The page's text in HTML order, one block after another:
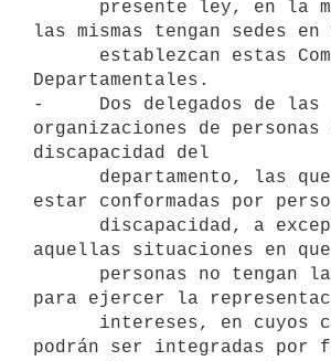
las mismas tengan sedes en
Departamentales.
-     Dos delegados de las
organizaciones de personas
discapacidad del
estar conformadas por
aquellas situaciones en
para ejercer la
podrán ser integradas por